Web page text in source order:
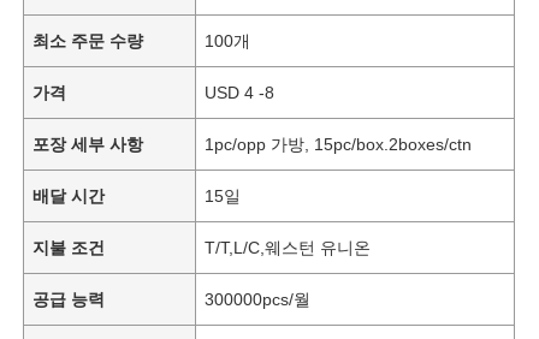
최소 주문 수량 100개
가격 USD 4 -8
포장 세부 사항 1pc/opp 가방, 15pc/box.2boxes/ctn
배달 시간 15일
지불 조건 T/T,L/C,웨스턴 유니온
공급 능력 300000pcs/월